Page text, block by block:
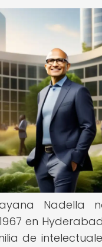
Nadella
en
de